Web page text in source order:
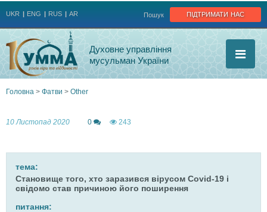
підтримати нас
Пошук
UKR ENG RUS AR
Духовне управління
мусульман України
Головна > Фатви > Other
10 Листопад 2020 0 243
тема:
Становище того, хто заразився вірусом Covid-19 і
свідомо став причиною його поширення
питання: